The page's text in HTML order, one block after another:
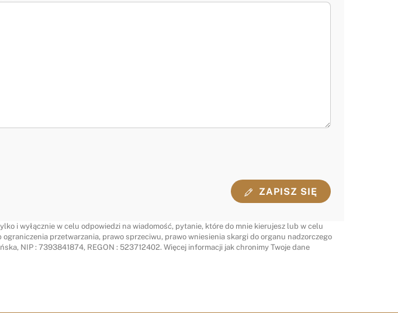
ZAPISZ SIĘ
i wyłącznie w celu odpowiedzi na wiadomość, pytanie, które do mnie kierujesz lub w celu
przetwarzania, prawo sprzeciwu, prawo wniesienia skargi do organu nadzorczego
NIP : 7393841874, REGON : 523712402. Więcej informacji jak chronimy Twoje dane